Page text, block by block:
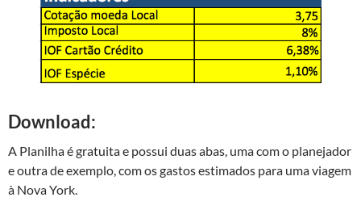
Download:
A Planilha é gratuita e possui duas abas, uma com o planejador
e outra de exemplo, com os gastos estimados para uma viagem
à Nova York.